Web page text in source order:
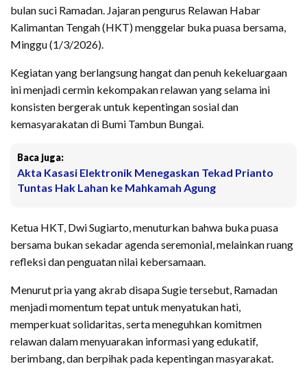
bulan suci Ramadan. Jajaran pengurus Relawan Habar
Kalimantan Tengah (HKT) menggelar buka puasa bersama,
Minggu (1/3/2026).
Kegiatan yang berlangsung hangat dan penuh kekeluargaan
ini menjadi cermin kekompakan relawan yang selama ini
konsisten bergerak untuk kepentingan sosial dan
kemasyarakatan di Bumi Tambun Bungai.
Baca juga:
Akta Kasasi Elektronik Menegaskan Tekad Prianto
Tuntas Hak Lahan ke Mahkamah Agung
Ketua HKT, Dwi Sugiarto, menuturkan bahwa buka puasa
bersama bukan sekadar agenda seremonial, melainkan ruang
refleksi dan penguatan nilai kebersamaan.
Menurut pria yang akrab disapa Sugie tersebut, Ramadan
menjadi momentum tepat untuk menyatukan hati,
memperkuat solidaritas, serta meneguhkan komitmen
relawan dalam menyuarakan informasi yang edukatif,
berimbang, dan berpihak pada kepentingan masyarakat.